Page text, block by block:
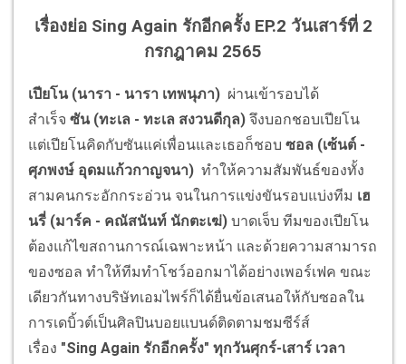
เรื่องย่อ Sing Again รักอีกครั้ง EP.2 วันเสาร์ที่ 2
กรกฎาคม 2565
เปียโน (นารา - นารา เทพนุภา) ผ่านเข้ารอบได้
สำเร็จ ซัน (ทะเล - ทะเล สงวนดีกุล) จึงบอกชอบเปียโน
แต่เปียโนคิดกับซันแค่เพื่อนและเธอก็ชอบ ซอล (เซ้นต์ -
ศุภพงษ์ อุดมแก้วกาญจนา) ทำให้ความสัมพันธ์ของทั้ง
สามคนกระอักกระอ่วน จนในการแข่งขันรอบแบ่งทีม เฮ
นรี่ (มาร์ค - คณัสนันท์ นักตะเฆ่) บาดเจ็บ ทีมของเปียโน
ต้องแก้ไขสถานการณ์เฉพาะหน้า และด้วยความสามารถ
ของซอล ทำให้ทีมทำโชว์ออกมาได้อย่างเพอร์เฟค ขณะ
เดียวกันทางบริษัทเอมไพร์ก็ได้ยื่นข้อเสนอให้กับซอลใน
การเดบิ้วต์เป็นศิลปินบอยแบนด์ติดตามชมซีร์ส์
เรื่อง "Sing Again รักอีกครั้ง" ทุกวันศุกร์-เสาร์ เวลา